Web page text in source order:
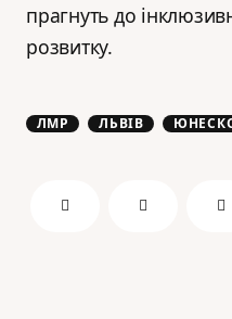
прагнуть до
розвитку.
ЛМР ЛЬВІВ